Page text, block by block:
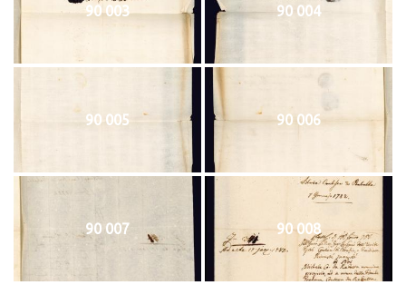
90 003 90 004
90 005 90 006
90 007 90 008